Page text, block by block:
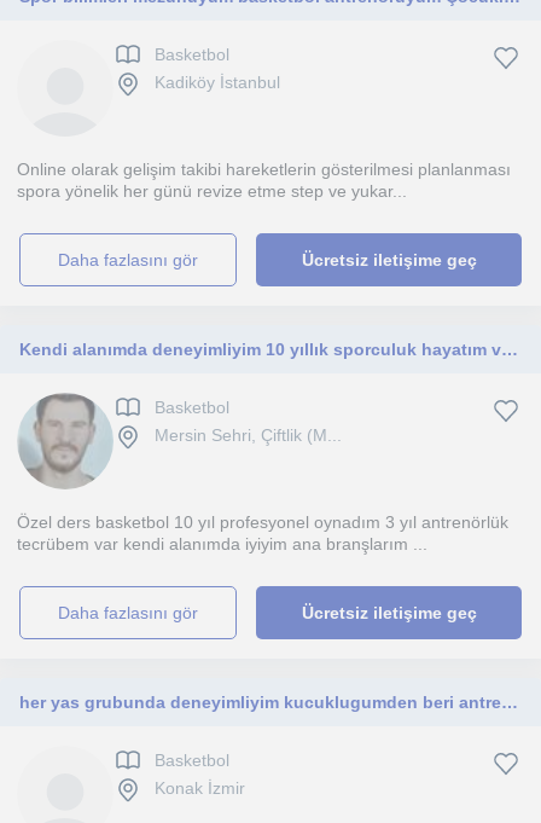
Basketbol
Kadiköy İstanbul
Online olarak gelişim takibi hareketlerin gösterilmesi planlanması
spora yönelik her günü revize etme step ve yukar...
daha fazlasını gör Ücretsiz iletişime geç
Kendi alanımda deneyimliyim 10 yıllık sporculuk hayatım var d kademe antrenörlük belgesine sahibim
Basketbol
Mersin Sehri, Çiftlik (M...
Özel ders basketbol 10 yıl profesyonel oynadım 3 yıl antrenörlük
tecrübem var kendi alanımda iyiyim ana branşlarım ...
daha fazlasını gör Ücretsiz iletişime geç
her yas grubunda deneyimliyim kucuklugumden beri antrenorluge merakliyim calismalarim basketbol,diyet ve beslenme agirlikli
Basketbol
Konak İzmir